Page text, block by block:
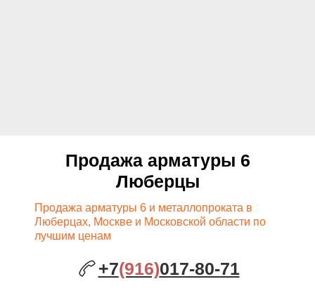
Продажа арматуры 6
Люберцы
Продажа арматуры 6 и металлопроката в
Люберцах, Москве и Московской области по
лучшим ценам
+7(916)017-80-71